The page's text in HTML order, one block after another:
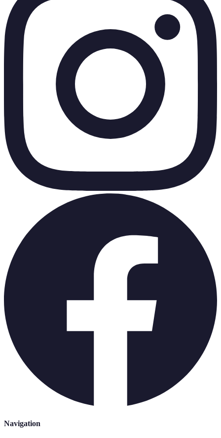
Navigation